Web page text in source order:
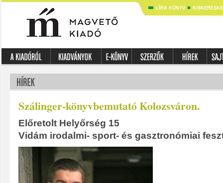
LÍRA KÖNYV
Szálinger-könyvbemutató Kolozsváron.
Előretolt Helyőrség 15
Vidám irodalmi- sport- és gasztronómiai